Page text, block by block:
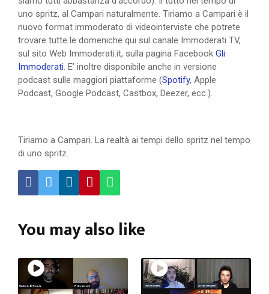
uno spritz, al Campari naturalmente. Tiriamo a Campari è il
nuovo format immoderato di videointerviste che potrete
trovare tutte le domeniche qui sul canale Immoderati TV,
sul sito Web Immoderati.it, sulla pagina Facebook Gli
Immoderati. E’ inoltre disponibile anche in versione
podcast sulle maggiori piattaforme (Spotify, Apple
Podcast, Google Podcast, Castbox, Deezer, ecc.).
Tiriamo a Campari. La realtà ai tempi dello spritz nel tempo
di uno spritz.
You may also like